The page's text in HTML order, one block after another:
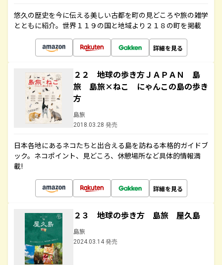
悠久の歴史を今に伝える美しい古都を町の見どころや旅の雑学
とともに紹介。世界１１９の国と地域より２１８の町を掲載
詳細を見る
２２ 地球の歩き方ＪＡＰＡＮ 島
旅 島旅×ねこ にゃんこの島の歩き
方
島旅
2018.03.28 発売
日本各地にあるネコたちと出合える島を訪ねる本格的ガイドブ
ック。ネコポイント、見どころ、休憩場所など具体的情報満
載!
詳細を見る
２３ 地球の歩き方 島旅 屋久島
島旅
2024.03.14 発売